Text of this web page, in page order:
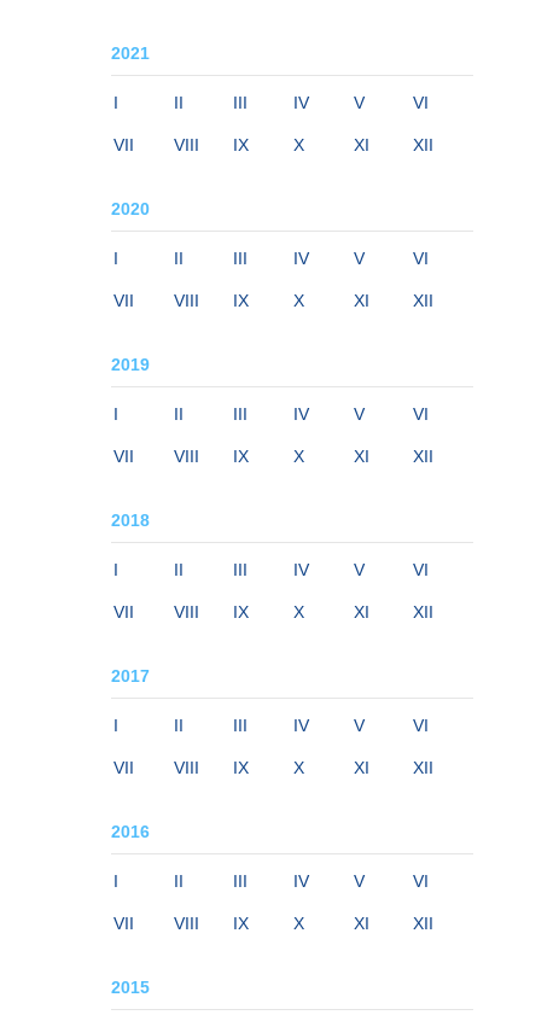
2021
I II III IV V VI
VII VIII IX X XI XII
2020
I II III IV V VI
VII VIII IX X XI XII
2019
I II III IV V VI
VII VIII IX X XI XII
2018
I II III IV V VI
VII VIII IX X XI XII
2017
I II III IV V VI
VII VIII IX X XI XII
2016
I II III IV V VI
VII VIII IX X XI XII
2015